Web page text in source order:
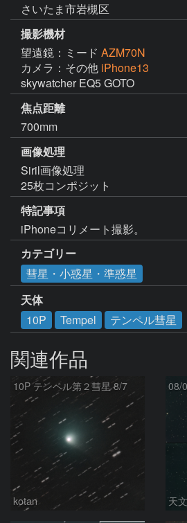
さいたま市岩槻区
撮影機材
望遠鏡：ミード AZM70N
カメラ：その他 iPhone13
skywatcher EQ5 GOTO
焦点距離
700mm
画像処理
Siril画像処理
25枚コンポジット
特記事項
iPhoneコリメート撮影。
カテゴリー
彗星・小惑星・準惑星
天体
10P
Tempel テンペル彗星
関連作品
10P テンペル第２彗星 8/7
kotan
08/
天